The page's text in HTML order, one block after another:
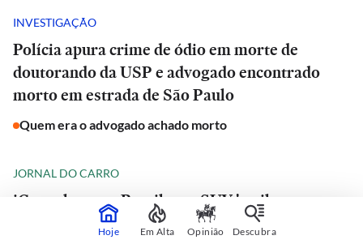
INVESTIGAÇÃO
Polícia apura crime de ódio em morte de
doutorando da USP e advogado encontrado
morto em estrada de São Paulo
Quem era o advogado achado morto
JORNAL DO CARRO
iCaur chega ao Brasil com SUV 'estilo
Defender', que promete rodar mais de 1.000 km
Hoje Em Alta Opinião Descubra